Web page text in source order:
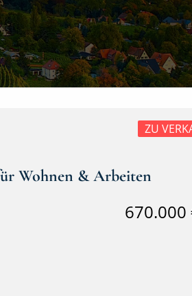
ZU
Wohnen & Arbeiten
670.000